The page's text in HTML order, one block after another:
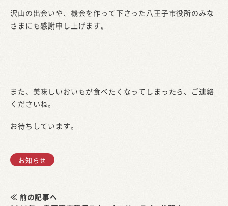
沢山の出会いや、機会を作って下さった八王子市役所のみな
さまにも感謝申し上げます。
また、美味しいおいもが食べたくなってしまったら、ご連絡
くださいね。
お待ちしています。
お知らせ
≪ 前の記事へ